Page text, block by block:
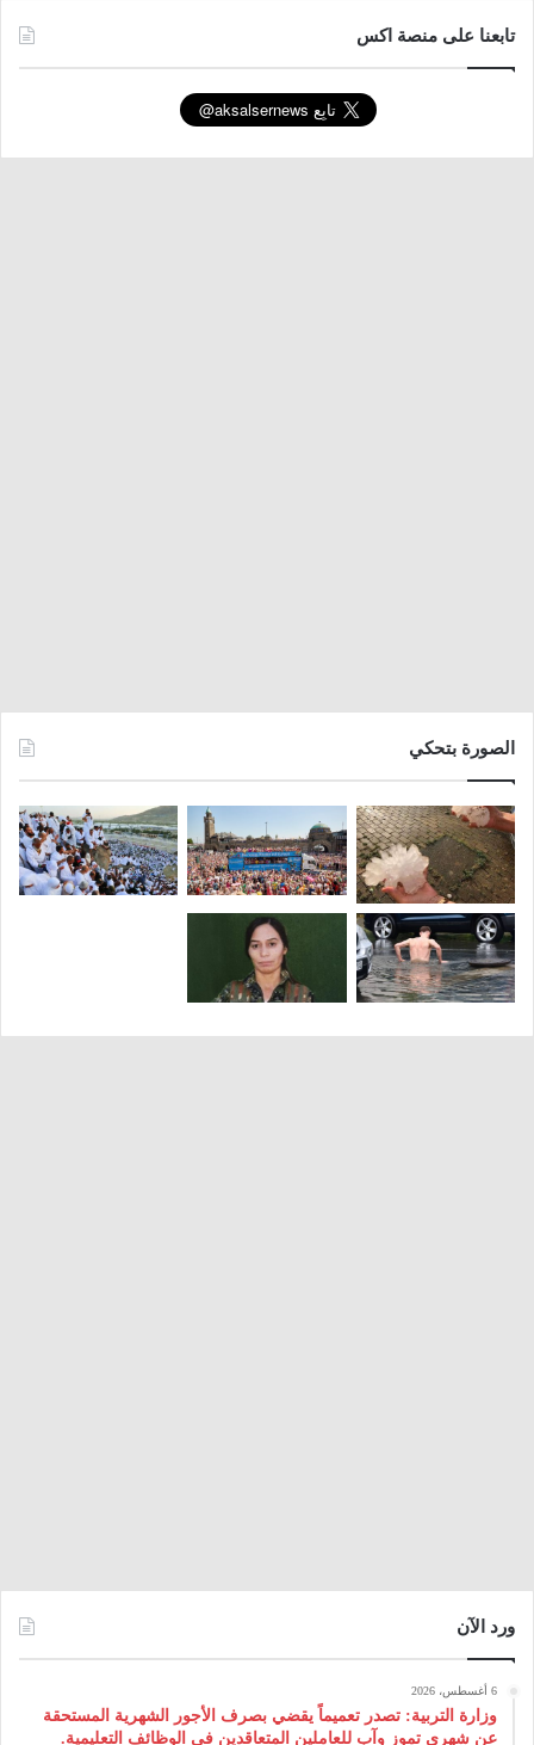
تابعنا على منصة اكس
الصورة بتحكي
ورد الآن
6 أغسطس، 2026
وزارة التربية: تصدر تعميماً يقضي بصرف الأجور الشهرية المستحقة
عن شهري تموز وآب للعاملين المتعاقدين في الوظائف التعليمية.